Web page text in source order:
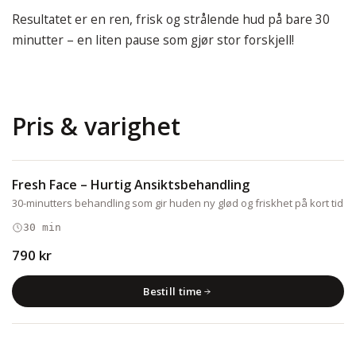
Resultatet er en ren, frisk og strålende hud på bare 30
minutter – en liten pause som gjør stor forskjell!
Pris & varighet
Fresh Face – Hurtig Ansiktsbehandling
30-minutters behandling som gir huden ny glød og friskhet på kort tid
30 min
790 kr
Bestill time